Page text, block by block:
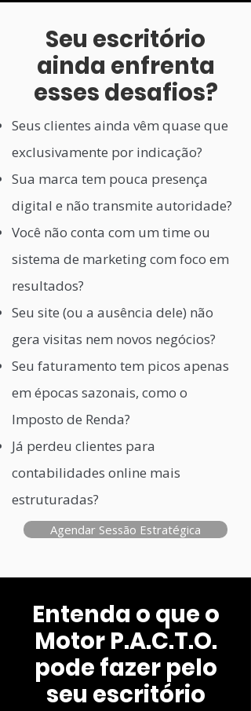
Seu escritório
ainda enfrenta
esses desafios?
Seus clientes ainda vêm quase que
exclusivamente por indicação?
Sua marca tem pouca presença
digital e não transmite autoridade?
Você não conta com um time ou
sistema de marketing com foco em
resultados?
Seu site (ou a ausência dele) não
gera visitas nem novos negócios?
Seu faturamento tem picos apenas
em épocas sazonais, como o
Imposto de Renda?
Já perdeu clientes para
contabilidades online mais
estruturadas?
Agendar Sessão Estratégica
Entenda o que o
Motor P.A.C.T.O.
pode fazer pelo
seu escritório